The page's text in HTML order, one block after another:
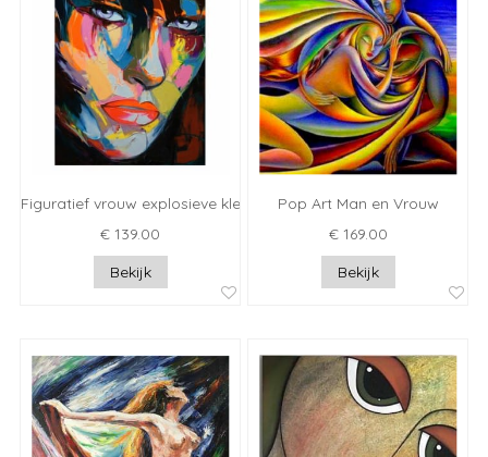
Figuratief vrouw explosieve kleuren
€ 139.00
Bekijk
Pop Art Man en Vrouw
€ 169.00
Bekijk